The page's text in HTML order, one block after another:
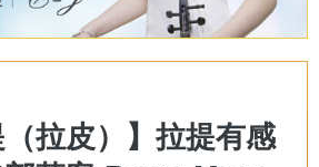
（拉皮）】拉提有感